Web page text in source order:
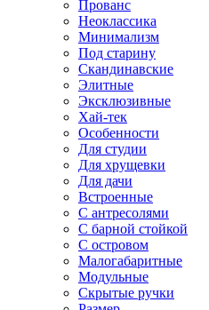
Прованс
Неоклассика
Минимализм
Под старину
Скандинавские
Элитные
Эксклюзивные
Хай-тек
Особенности
Для студии
Для хрущевки
Для дачи
Встроенные
С антресолями
С барной стойкой
С островом
Малогабаритные
Модульные
Скрытые ручки